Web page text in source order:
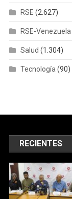
RSE (2.627)
RSE-Venezuela
Salud (1.304)
Tecnología (90)
RECIENTES